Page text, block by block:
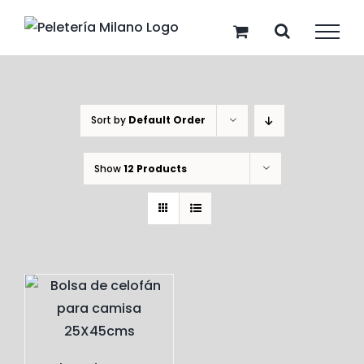
content
Sort by Default Order
Show12 Products